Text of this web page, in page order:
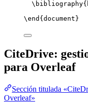
\bibliography
\end { document }
CiteDrive:
para Overleaf
Sección titulada
Overleaf»